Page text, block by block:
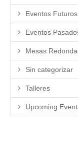
Eventos Futuros
Eventos
Mesas
Sin categorizar
Talleres
Upcoming